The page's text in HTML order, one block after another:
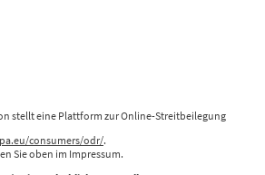
stellt eine Plattform zur Online-Streitbeilegung
consumers/odr/.
Sie oben im Impressum.